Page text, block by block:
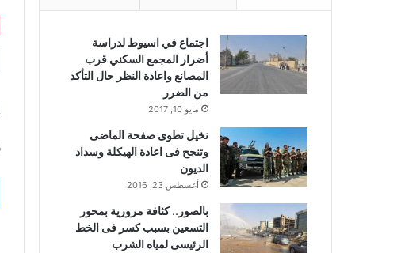
اجتماع في اسيوط لدراسة
أضرار المجمع السكني قرب
المصانع واعادة النظر حال التأكد
من الضرر
مايو 10, 2017
نخيل تطوى صفحة الماضى
وتنجح فى اعادة الهيكلة وسداد
الديون
أغسطس 23, 2016
بالصور.. كثافة مرورية بمحور
التسعين بسبب كسر فى الخط
الرئيسى لمياه الشرب